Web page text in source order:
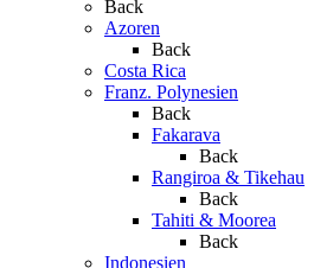
Back
Azoren
Back
Costa Rica
Franz. Polynesien
Back
Fakarava
Back
Rangiroa & Tikehau
Back
Tahiti & Moorea
Back
Indonesien